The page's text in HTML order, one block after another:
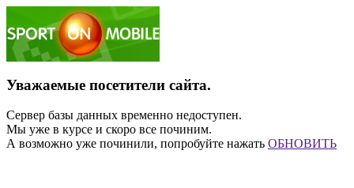
Уважаемые посетители сайта.
Сервер базы данных временно недоступен.
Мы уже в курсе и скоро все починим.
А возможно уже починили, попробуйте нажать ОБНОВИТЬ